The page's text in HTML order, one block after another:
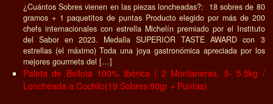
¿Cuántos Sobres vienen en las piezas loncheadas?: 18 sobres de 80
gramos + 1 paquetitos de puntas Producto elegido por más de 200
chefs internacionales con estrella Michelín premiado por el Instituto
del Sabor en 2023. Medalla SUPERIOR TASTE AWARD con 3
estrellas (el máximo) Toda una joya gastronómica apreciada por los
mejores gourmets del […]
Paleta de Bellota 100% Ibérica | 2 Montaneras, 5- 5.5kg /
Loncheada a Cuchilo(19 Sobres 80gr + Puntas)